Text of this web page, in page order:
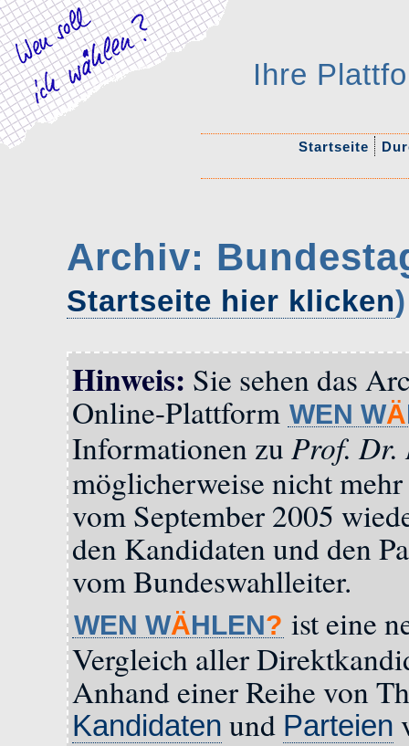
Ihre
Startseite
Archiv:
Startseite hier klicken)
Hinweis: Sie sehen das
Online-Plattform WEN WÄ
Informationen zu Prof. Dr.
möglicherweise nicht
vom September 2005
den Kandidaten und den
vom Bundeswahlleiter.
WEN WÄHLEN? ist eine
Vergleich aller
Anhand einer Reihe von
Kandidaten und Parteien